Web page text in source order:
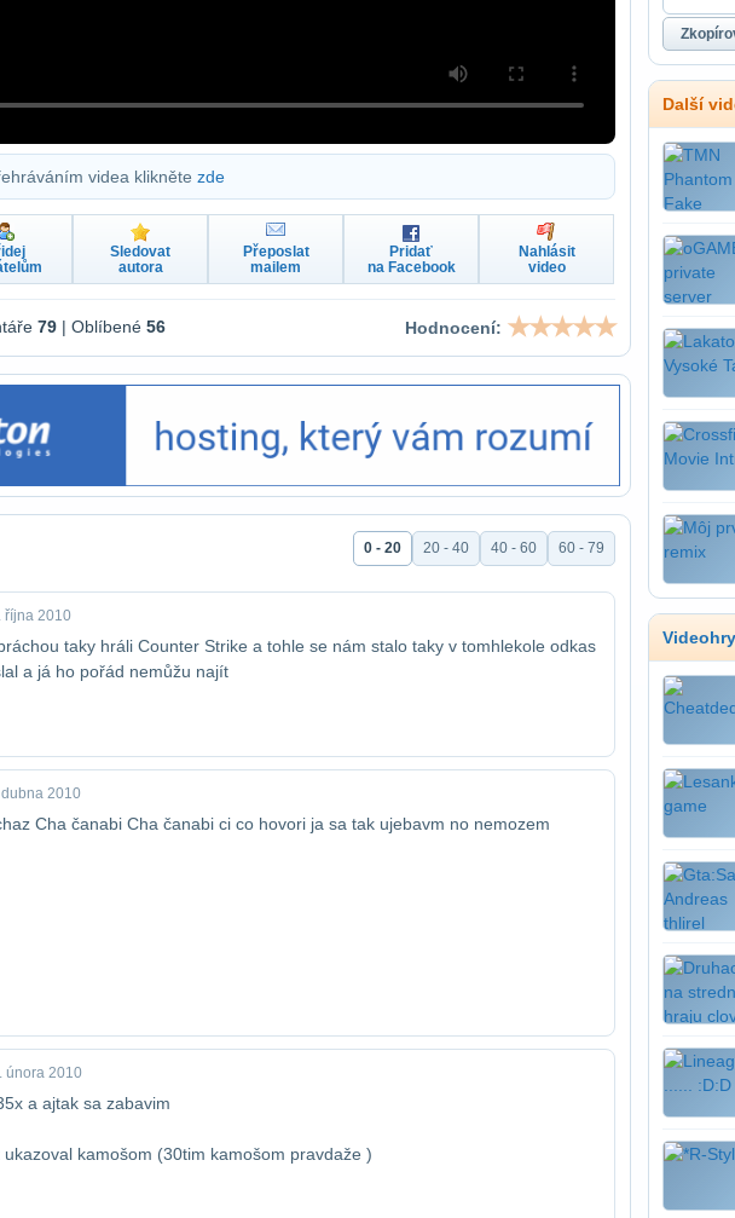
videa klikněte zde
Sledovat
autora
Přeposlat
mailem
Pridať
na Facebook
Nahlásit
video
79 | Oblíbené 56 Hodnocení:
0 - 20 20 - 40 40 - 60 60 - 79
října 2010
taky hráli Counter Strike a tohle se nám stalo taky v tomhle​kole odkas
a já ho pořád nemůžu najít
2010
Cha čanabi Cha čanabi ci co hovori ja sa tak ujebavm no nemozem​
února 2010
a ajtak sa zabavim
kamošom (30tim kamošom pravdaže )
Další
Videohry